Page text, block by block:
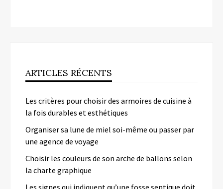
ARTICLES RÉCENTS
Les critères pour choisir des armoires de cuisine à
la fois durables et esthétiques
Organiser sa lune de miel soi-même ou passer par
une agence de voyage
Choisir les couleurs de son arche de ballons selon
la charte graphique
Les signes qui indiquent qu’une fosse septique doit